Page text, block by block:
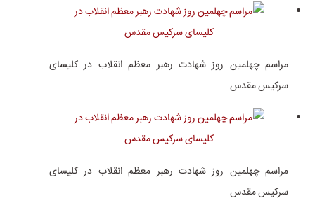
مراسم چهلمین روز شهادت رهبر معظم انقلاب در کلیسای
سرکیس مقدس
مراسم چهلمین روز شهادت رهبر معظم انقلاب در کلیسای
سرکیس مقدس